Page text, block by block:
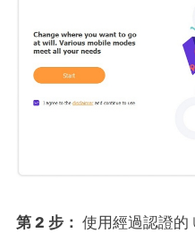
第 2 步： 使用經過認證的